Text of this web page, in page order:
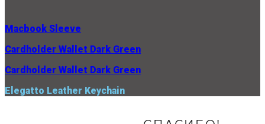
Macbook Sleeve
Cardholder Wallet Dark Green
Cardholder Wallet Dark Green
Elegatto Leather Keychain